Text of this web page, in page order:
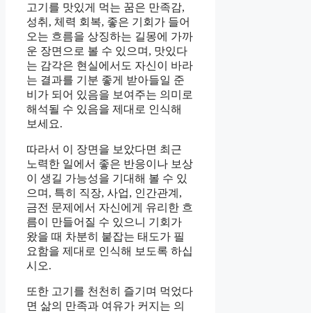
고기를 맛있게 먹는 꿈은 만족감,
성취, 체력 회복, 좋은 기회가 들어
오는 흐름을 상징하는 길몽에 가까
운 장면으로 볼 수 있으며, 맛있다
는 감각은 현실에서도 자신이 바라
는 결과를 기분 좋게 받아들일 준
비가 되어 있음을 보여주는 의미로
해석될 수 있음을 제대로 인식해
보세요.
따라서 이 장면을 보았다면 최근
노력한 일에서 좋은 반응이나 보상
이 생길 가능성을 기대해 볼 수 있
으며, 특히 직장, 사업, 인간관계,
금전 문제에서 자신에게 유리한 흐
름이 만들어질 수 있으니 기회가
왔을 때 차분히 붙잡는 태도가 필
요함을 제대로 인식해 보도록 하십
시오.
또한 고기를 천천히 즐기며 먹었다
면 삶의 만족과 여유가 커지는 의